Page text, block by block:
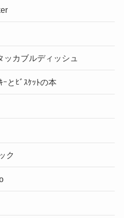
ッカブルディッシュ
とﾋﾞｽｹｯﾄの本
ク